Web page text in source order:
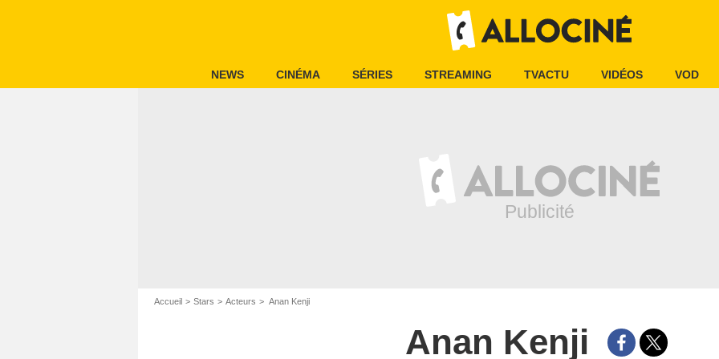
NEWS CINÉMA SÉRIES STREAMING TVACTU VIDÉOS VOD
Accueil Stars Acteurs Anan Kenji
Anan Kenji